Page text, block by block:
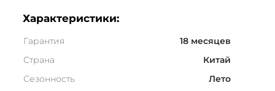
Характеристики:
Гарантия
18 месяцев
Страна
Китай
Сезонность
Лето